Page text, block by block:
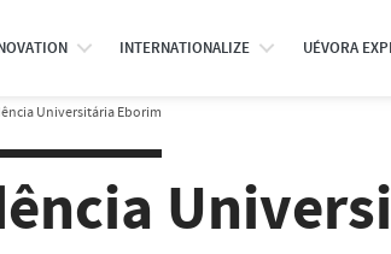
INTERNATIONALIZE UÉVORA
Universitária Eborim